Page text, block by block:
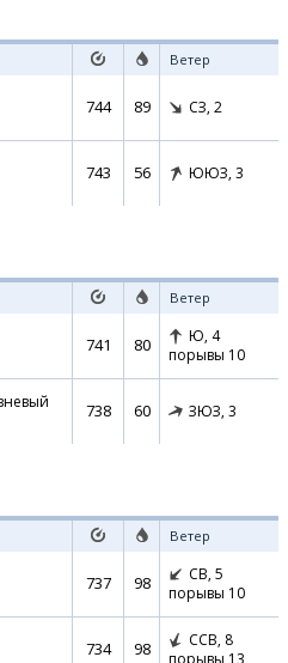
Ветер
744 89 СЗ, 2
743 56 ЮЮЗ, 3
Ветер
741 80 Ю, 4
порывы 10
738 60 ЗЮЗ, 3
Ветер
737 98 СВ, 5
порывы 10
734 98 ССВ, 8
порывы 13